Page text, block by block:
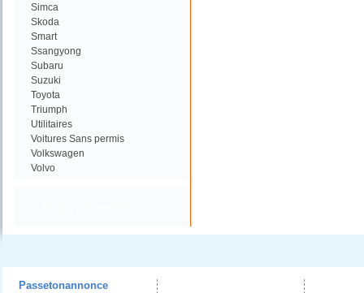
Simca
Skoda
Smart
Ssangyong
Subaru
Suzuki
Toyota
Triumph
Utilitaires
Voitures Sans permis
Volkswagen
Volvo
Passetonannonce